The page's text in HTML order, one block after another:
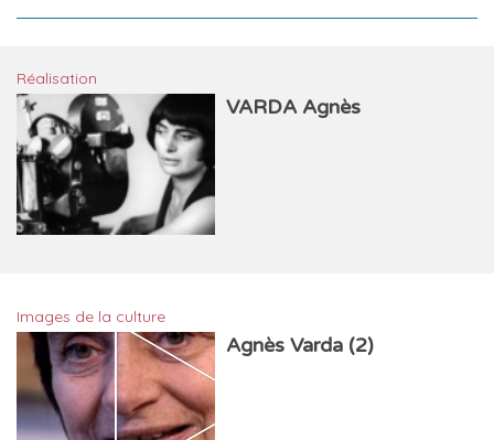
Réalisation
VARDA Agnès
Images de la culture
Agnès Varda (2)